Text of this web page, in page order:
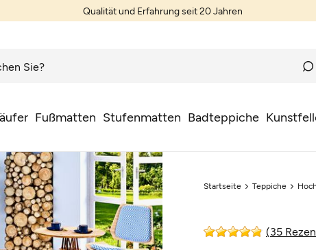
Qualität und Erfahrung seit 20 Jahren
Fußmatten Stufenmatten Badteppiche
Startseite Teppiche
(35